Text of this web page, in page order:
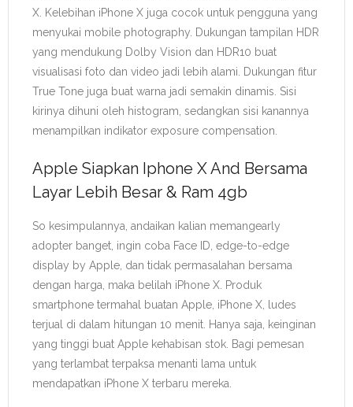
X. Kelebihan iPhone X juga cocok untuk pengguna yang
menyukai mobile photography. Dukungan tampilan HDR
yang mendukung Dolby Vision dan HDR10 buat
visualisasi foto dan video jadi lebih alami. Dukungan fitur
True Tone juga buat warna jadi semakin dinamis. Sisi
kirinya dihuni oleh histogram, sedangkan sisi kanannya
menampilkan indikator exposure compensation.
Apple Siapkan Iphone X And Bersama
Layar Lebih Besar & Ram 4gb
So kesimpulannya, andaikan kalian memangearly
adopter banget, ingin coba Face ID, edge-to-edge
display by Apple, dan tidak permasalahan bersama
dengan harga, maka belilah iPhone X. Produk
smartphone termahal buatan Apple, iPhone X, ludes
terjual di dalam hitungan 10 menit. Hanya saja, keinginan
yang tinggi buat Apple kehabisan stok. Bagi pemesan
yang terlambat terpaksa menanti lama untuk
mendapatkan iPhone X terbaru mereka.